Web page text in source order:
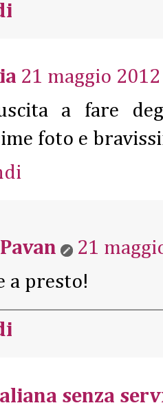
21 maggio
a fare
foto e
21
a presto!
senza